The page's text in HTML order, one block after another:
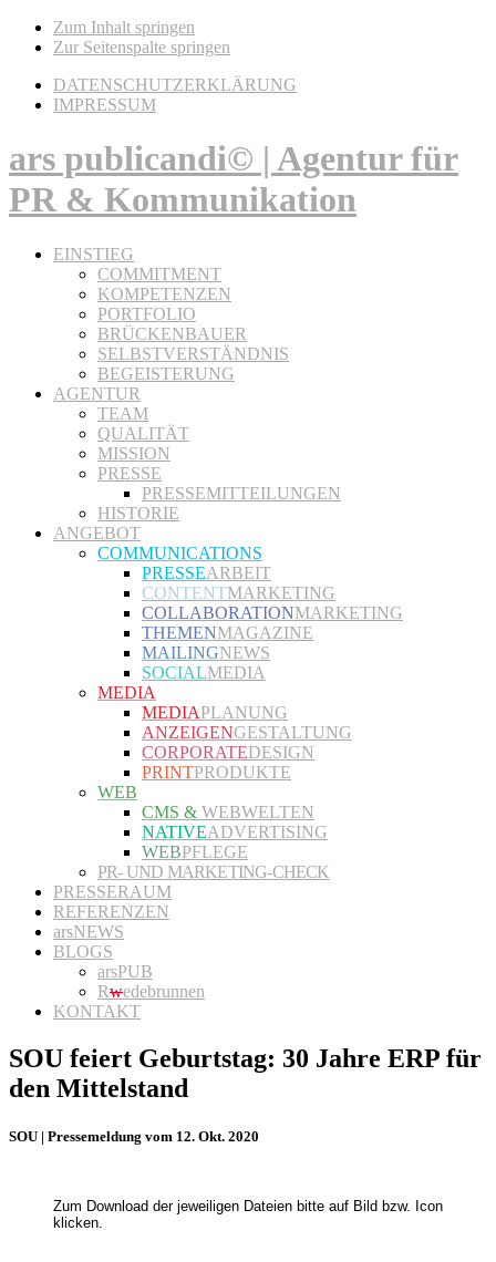
Zum Inhalt springen
Zur Seitenspalte springen
DATENSCHUTZERKLÄRUNG
IMPRESSUM
ars publicandi© | Agentur für
PR & Kommunikation
EINSTIEG
COMMITMENT
KOMPETENZEN
PORTFOLIO
BRÜCKENBAUER
SELBSTVERSTÄNDNIS
BEGEISTERUNG
AGENTUR
TEAM
QUALITÄT
MISSION
PRESSE
PRESSEMITTEILUNGEN
HISTORIE
ANGEBOT
COMMUNICATIONS
PRESSEARBEIT
CONTENTMARKETING
COLLABORATIONMARKETING
THEMENMAGAZINE
MAILINGNEWS
SOCIALMEDIA
MEDIA
MEDIAPLANUNG
ANZEIGENGESTALTUNG
CORPORATEDESIGN
PRINTPRODUKTE
WEB
CMS & WEBWELTEN
NATIVEADVERTISING
WEBPFLEGE
PR- UND MARKETING-CHECK
PRESSERAUM
REFERENZEN
arsNEWS
BLOGS
arsPUB
Rwedebrunnen
KONTAKT
SOU feiert Geburtstag: 30 Jahre ERP für
den Mittelstand
SOU | Pressemeldung vom 12. Okt. 2020
Zum Download der jeweiligen Dateien bitte auf Bild bzw. Icon
klicken.